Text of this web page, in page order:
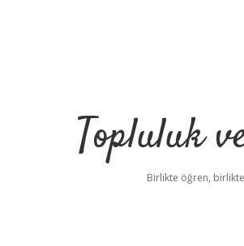
Topluluk
Birlikte öğren,